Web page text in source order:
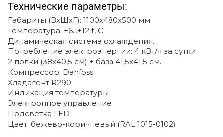
Технические параметры:
Габариты (ВхШхГ): 1100х480х500 мм
Температура: +6...+12 t, C
Динамическая система охлаждения.
Потребление электроэнергии: 4 кВт/ч за сутки
2 полки (38х40,5 см) + база 41,5х41,5 см.
Компрессор: Danfoss
Хладагент R290
Индикация температуры
Электронное управление
Подсветка LED
Цвет: бежево-коричневый (RAL 1015-0102)